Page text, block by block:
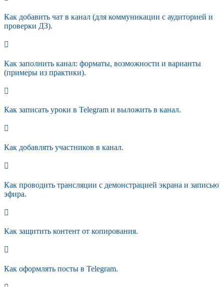
Как добавить чат в канал (для коммуникации с аудиторией и
проверки ДЗ).
Как заполнить канал: форматы, возможности и варианты
(примеры из практики).
Как записать уроки в Telegram и выложить в канал.
Как добавлять участников в канал.
Как проводить трансляции с демонстрацией экрана и записью
эфира.
Как защитить контент от копирования.
Как оформлять посты в Telegram.